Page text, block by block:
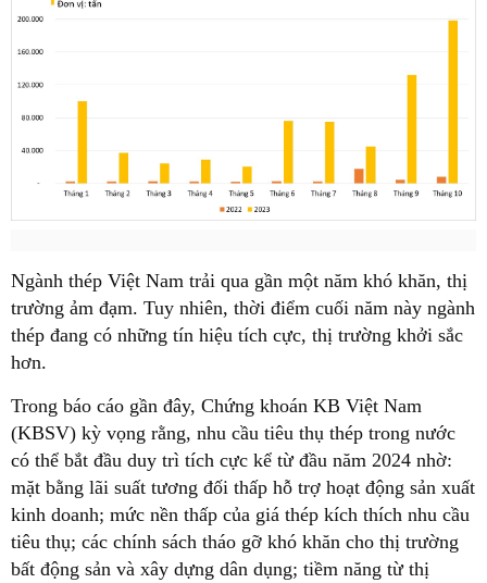
Ngành thép Việt Nam trải qua gần một năm khó khăn, thị
trường ảm đạm. Tuy nhiên, thời điểm cuối năm này ngành
thép đang có những tín hiệu tích cực, thị trường khởi sắc
hơn.
Trong báo cáo gần đây, Chứng khoán KB Việt Nam
(KBSV) kỳ vọng rằng, nhu cầu tiêu thụ thép trong nước
có thể bắt đầu duy trì tích cực kể từ đầu năm 2024 nhờ:
mặt bằng lãi suất tương đối thấp hỗ trợ hoạt động sản xuất
kinh doanh; mức nền thấp của giá thép kích thích nhu cầu
tiêu thụ; các chính sách tháo gỡ khó khăn cho thị trường
bất động sản và xây dựng dân dụng; tiềm năng từ thị